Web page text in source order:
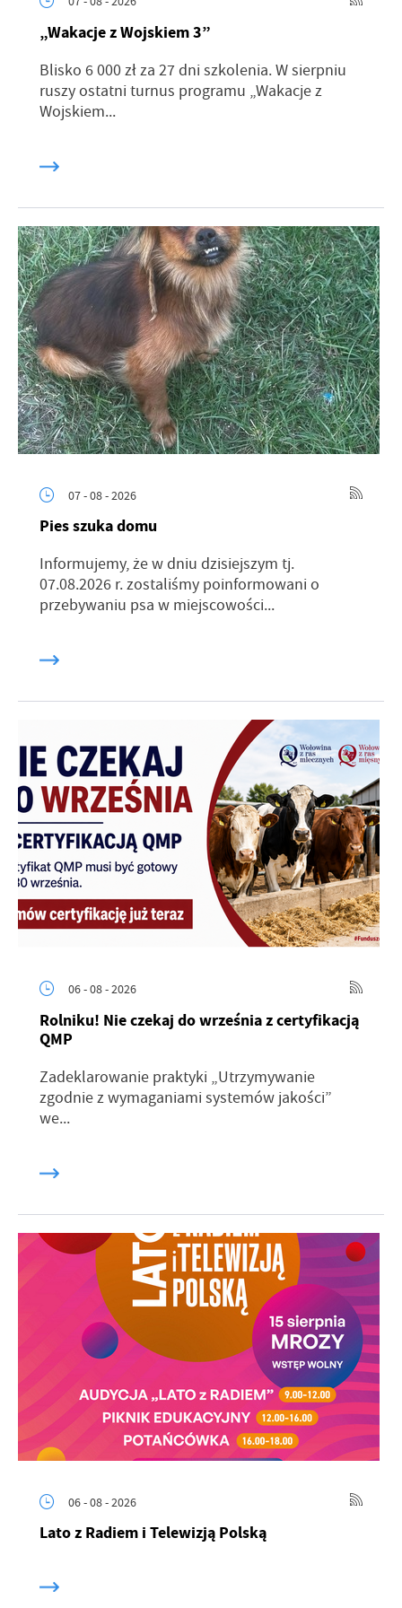
„Wakacje z Wojskiem 3”
Blisko 6 000 zł za 27 dni szkolenia. W sierpniu
ruszy ostatni turnus programu „Wakacje z
Wojskiem...
07 - 08 - 2026
Pies szuka domu
Informujemy, że w dniu dzisiejszym tj.
07.08.2026 r. zostaliśmy poinformowani o
przebywaniu psa w miejscowości...
06 - 08 - 2026
Rolniku! Nie czekaj do września z certyfikacją
QMP
Zadeklarowanie praktyki „Utrzymywanie
zgodnie z wymaganiami systemów jakości”
we...
06 - 08 - 2026
Lato z Radiem i Telewizją Polską
promocyjne mogą pojawić się na stronach podmiotów trzecich lub
firm będących naszymi partnerami oraz innych dostawców usług.
Firmy te działają w charakterze pośredników prezentujących nasze
treści w postaci wiadomości, ofert, komunikatów mediów
społecznościowych.